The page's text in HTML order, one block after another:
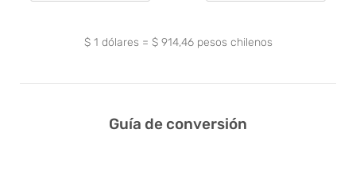
$ 1 dólares = $ 914,46pesos chilenos
Guía de conversión